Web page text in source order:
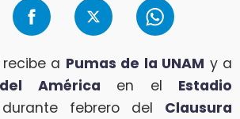
recibe a Pumas de la UNAM y a
América en el Estadio
durante febrero del Clausura